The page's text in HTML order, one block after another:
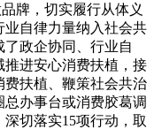
牌，切实履行从体义
自律力量纳入社会共
政企协同、行业自
进安心消费扶植，接
扶植、鞭策社会共治
办事台或消费胶葛调
切落实15项行动，取